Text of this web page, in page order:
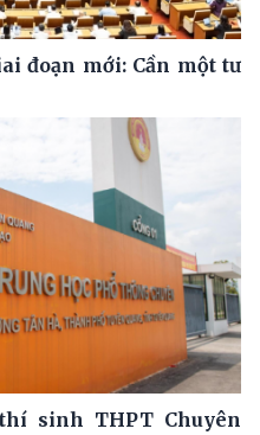
đoạn mới: Cần một tư
sinh THPT Chuyên